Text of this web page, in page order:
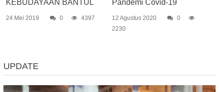
KEBUDAYAAN BANTUL
24 Mei 2019 0 4397
Pandemi Covid-19
12 Agustus 2020
0
2230
UPDATE